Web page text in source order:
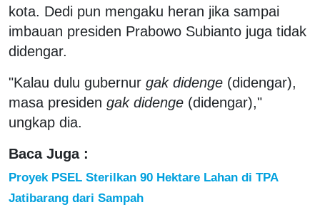
kota. Dedi pun mengaku heran jika sampai
imbauan presiden Prabowo Subianto juga tidak
didengar.
"Kalau dulu gubernur gak didenge (didengar),
masa presiden gak didenge (didengar),"
ungkap dia.
Baca Juga :
Proyek PSEL Sterilkan 90 Hektare Lahan di TPA
Jatibarang dari Sampah